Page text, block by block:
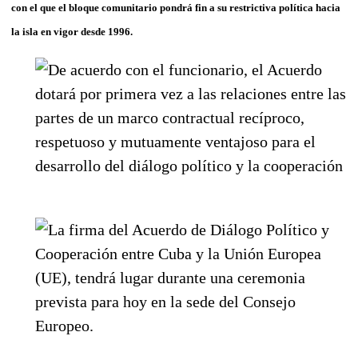
con el que el bloque comunitario pondrá fin a su restrictiva política hacia
la isla en vigor desde 1996.